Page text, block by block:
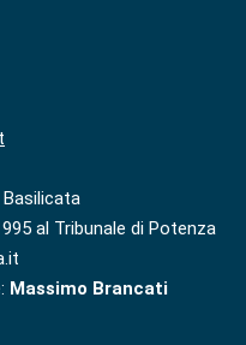
Basilicata
al Tribunale di Potenza
Massimo Brancati